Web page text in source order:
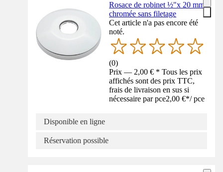
Rosace de robinet ½"x 20 mm
chromée sans filetage
Cet article n'a pas encore été
noté.
(0)
Prix — 2,00 € * Tous les prix
affichés sont des prix TTC,
frais de livraison en sus si
nécessaire par pce2,00 €*/ pce
Disponible en ligne
Réservation possible